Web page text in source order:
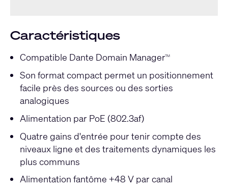
Caractéristiques
Compatible Dante Domain ManagerTM
Son format compact permet un positionnement
facile près des sources ou des sorties
analogiques
Alimentation par PoE (802.3af)
Quatre gains d'entrée pour tenir compte des
niveaux ligne et des traitements dynamiques les
plus communs
Alimentation fantôme +48 V par canal